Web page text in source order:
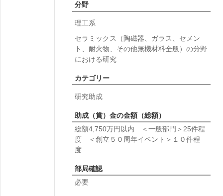
分野
理工系
セラミックス（陶磁器、ガラス、セメン
ト、耐火物、その他無機材料全般）の分野
における研究
カテゴリー
研究助成
助成（賞）金の金額（総額）
総額4,750万円以内 ＜一般部門＞25件程
度 ＜創立５０周年イベント＞１０件程
度
部局確認
必要